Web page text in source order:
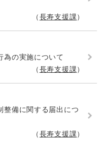
長寿支援課
為の実施について
長寿支援課
整備に関する届出につ
長寿支援課